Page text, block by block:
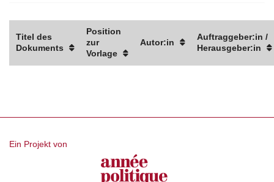
Titel des
Dokuments
Position
zur
Vorlage
Autor:in
Auftraggeber:in /
Herausgeber:in
Ein Projekt von